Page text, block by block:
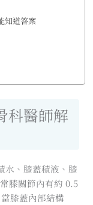
知道答案
科醫師解
、膝蓋積液、膝
膝關節內有約 0.5
膝蓋內部結構